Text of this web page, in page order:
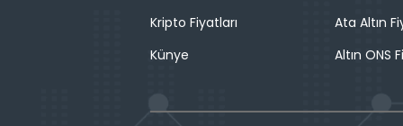
Kripto Fiyatları
Künye
Ata Altın
Altın ONS